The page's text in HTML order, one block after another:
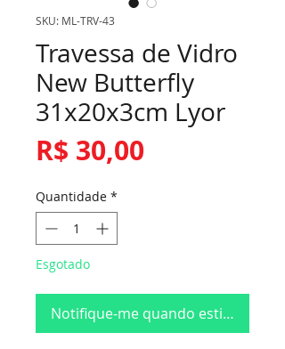
SKU: ML-TRV-43
Travessa de Vidro
New Butterfly
31x20x3cm Lyor
R$ 30,00
Quantidade *
Esgotado
Notifique-me quando estiver